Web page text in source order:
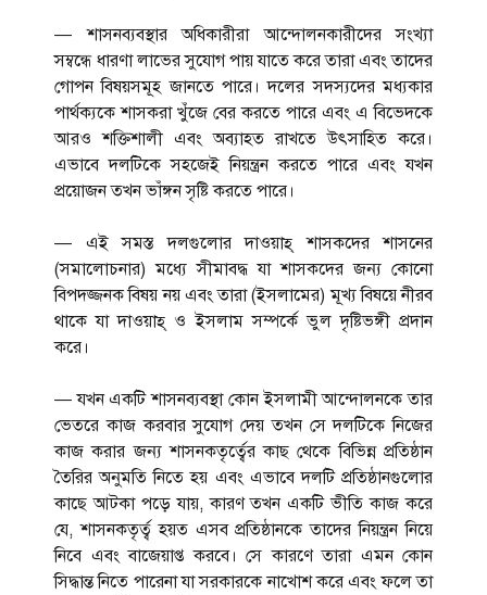
— শাসনব্যবস্থার অধিকারীরা আন্দোলনকারীদের সংখ্যা
সম্বন্ধে ধারণা লাভের সুযোগ পায় যাতে করে তারা এবং তাদের
গোপন বিষয়সমূহ জানতে পারে। দলের সদস্যদের মধ্যকার
পার্থক্যকে শাসকরা খুঁজে বের করতে পারে এবং এ বিভেদকে
আরও শক্তিশালী এবং অব্যাহত রাখতে উৎসাহিত করে।
এভাবে দলটিকে সহজেই নিয়ন্ত্রন করতে পারে এবং যখন
প্রয়োজন তখন ভাঁঙ্গন সৃষ্টি করতে পারে।
— এই সমস্ত দলগুলোর দাওয়াহ্ শাসকদের শাসনের
(সমালোচনার) মধ্যে সীমাবদ্ধ যা শাসকদের জন্য কোনো
বিপদজ্জনক বিষয় নয় এবং তারা (ইসলামের) মূখ্য বিষয়ে নীরব
থাকে যা দাওয়াহ্ ও ইসলাম সম্পর্কে ভুল দৃষ্টিভঙ্গী প্রদান
করে।
— যখন একটি শাসনব্যবস্থা কোন ইসলামী আন্দোলনকে তার
ভেতরে কাজ করবার সুযোগ দেয় তখন সে দলটিকে নিজের
কাজ করার জন্য শাসনকতৃর্ত্বের কাছ থেকে বিভিন্ন প্রতিষ্ঠান
তৈরির অনুমতি নিতে হয় এবং এভাবে দলটি প্রতিষ্ঠানগুলোর
কাছে আটকা পড়ে যায়, কারণ তখন একটি ভীতি কাজ করে
যে, শাসনকতৃর্ত্ব হয়ত এসব প্রতিষ্ঠানকে তাদের নিয়ন্ত্রন নিয়ে
নিবে এবং বাজেয়াপ্ত করবে। সে কারণে তারা এমন কোন
সিদ্ধান্ত নিতে পারেনা যা সরকারকে নাখোশ করে এবং ফলে তা